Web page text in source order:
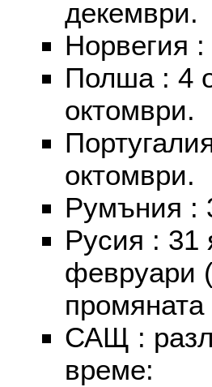
декември.
Норвегия
Полша : 4
октомври.
октомври.
Румъния :
Русия : 31
февруари
промяната
САЩ :
време: